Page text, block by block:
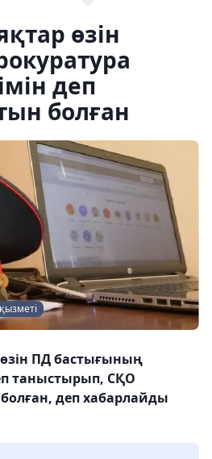
өзін
деп
болған
ПД бастығының
таныстырып, СҚО
деп хабарлайды